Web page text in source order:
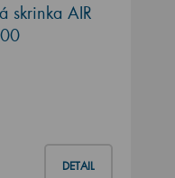
skrinka AIR
DETAIL